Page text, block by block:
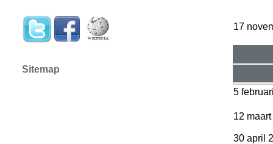
Sitemap
17
5
12
30 april